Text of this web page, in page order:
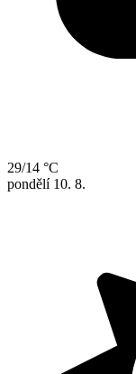
29/14 °C
pondělí 10. 8.